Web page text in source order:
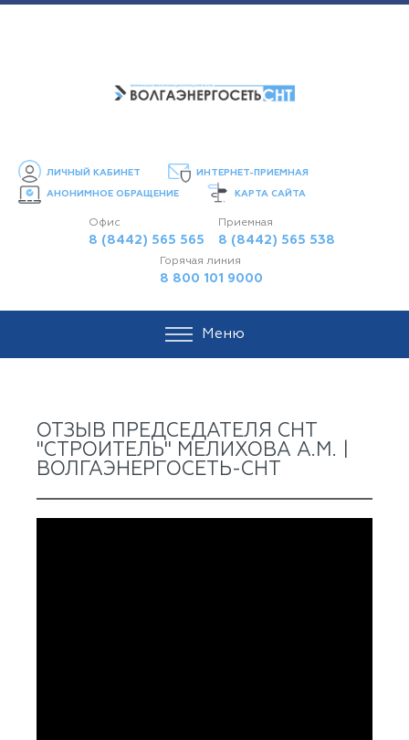
ЛИЧНЫЙ КАБИНЕТ ИНТЕРНЕТ-ПРИЕМНАЯ
АНОНИМНОЕ ОБРАЩЕНИЕ КАРТА САЙТА
Офис
8 (8442) 565 565
Приемная
8 (8442) 565 538
Горячая линия
8 800 101 9000
Меню
ОТЗЫВ ПРЕДСЕДАТЕЛЯ СНТ
"СТРОИТЕЛЬ" МЕЛИХОВА А.М. |
ВОЛГАЭНЕРГОСЕТЬ-СНТ